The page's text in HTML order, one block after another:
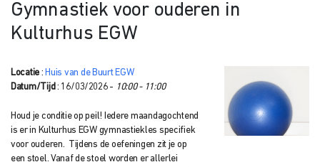
Gymnastiek voor ouderen in
Kulturhus EGW
Locatie : Huis van de Buurt EGW
Datum/Tijd : 16/03/2026 - 10:00 - 11:00
Houd je conditie op peil! Iedere maandagochtend
is er in Kulturhus EGW gymnastiekles specifiek
voor ouderen. Tijdens de oefeningen zit je op
een stoel. Vanaf de stoel worden er allerlei